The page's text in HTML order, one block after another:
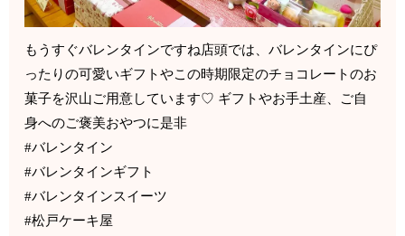
もうすぐバレンタインですね店頭では、バレンタインにぴ
ったりの可愛いギフトやこの時期限定のチョコレートのお
菓子を沢山ご用意しています♡ ギフトやお手土産、ご自
身へのご褒美おやつに是非
#バレンタイン
#バレンタインギフト
#バレンタインスイーツ
#松戸ケーキ屋